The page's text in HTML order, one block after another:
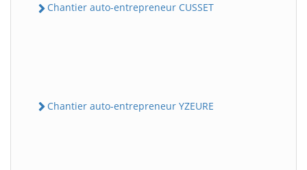
Chantier auto-entrepreneur CUSSET
Chantier auto-entrepreneur YZEURE